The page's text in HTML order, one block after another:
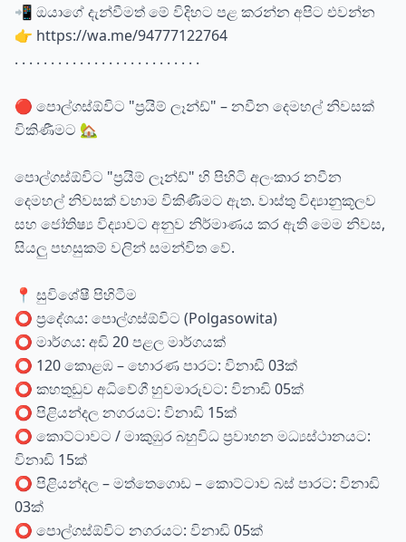
📲 ඔයාගේ දැන්වීමත් මේ විදිහට පළ කරන්න අපිට එවන්න
👉 https://wa.me/94777122764
. . . . . . . . . . . . . . . . . . . . . . . . . .
🔴 පොල්ගස්ඕවිට "ප්‍රයිම් ලෑන්ඩ්" – නවීන දෙමහල් නිවසක්
විකිණීමට 🏡️
පොල්ගස්ඕවිට "ප්‍රයිම් ලෑන්ඩ්" හි පිහිටි අලංකාර නවීන
දෙමහල් නිවසක් වහාම විකිණීමට ඇත. වාස්තු විද්‍යානුකූලව
සහ ජෝතිෂ්‍ය විද්‍යාවට අනුව නිර්මාණය කර ඇති මෙම නිවස,
සියලු පහසුකම් වලින් සමන්විත වේ.
📍 සුවිශේෂී පිහිටීම
⭕ ප්‍රදේශය: පොල්ගස්ඕවිට (Polgasowita)
⭕ මාර්ගය: අඩි 20 පළල මාර්ගයක්
⭕ 120 කොළඹ – හොරණ පාරට: විනාඩි 03ක්
⭕ කහතුඩුව අධිවේගී හුවමාරුවට: විනාඩි 05ක්
⭕ පිළියන්දල නගරයට: විනාඩි 15ක්
⭕ කොට්ටාවට / මාකුඹුර බහුවිධ ප්‍රවාහන මධ්‍යස්ථානයට:
විනාඩි 15ක්
⭕ පිළියන්දල – මත්තෙගොඩ – කොට්ටාව බස් පාරට: විනාඩි
03ක්
⭕ පොල්ගස්ඕවිට නගරයට: විනාඩි 05ක්